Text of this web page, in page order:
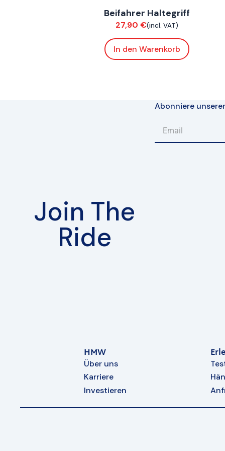
Beifahrer Haltegriff
27,90€(incl. VAT)
In den Warenkorb
Join The
Ride
Abonniere
HMW
Über uns
Karriere
Investieren